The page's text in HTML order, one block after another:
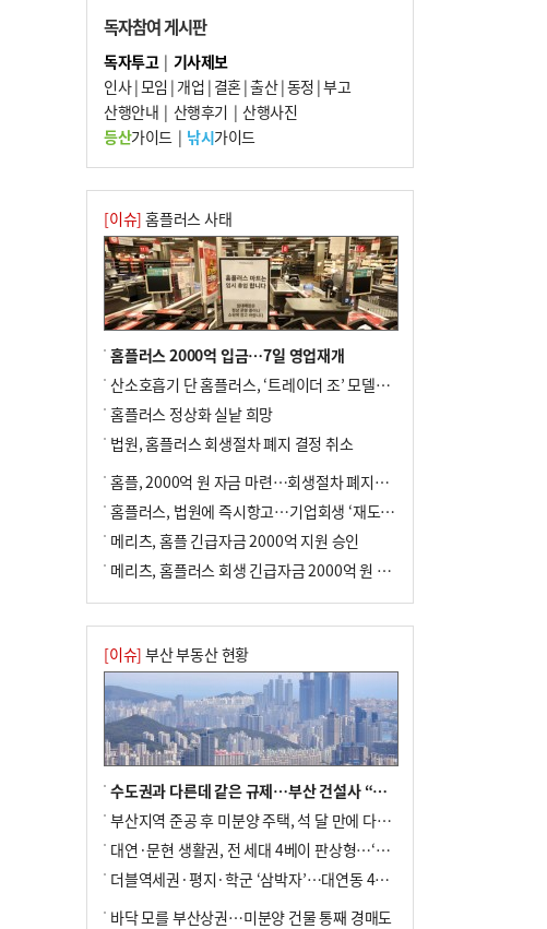
7
“낙동강권 삼락·을숙도·다대포 연결해 서
부산 관광 키우자”
8
오늘의 날씨- 2026년 8월 7일
9
외국인 선원 ‘인신매매 경유지’ 된 부산…
우려가 현실로
10 [사설] 해수부 신청사 북항으로 확정, 해양
수도 도약의 전환점
독자참여 게시판
독자투고| 기사제보
인사|모임 | 개업 | 결혼|출산|동정 |부고
산행안내 | 산행후기 | 산행사진
등산가이드| 낚시가이드
[이슈] 홈플러스 사태
홈플러스 2000억 입금…7일 영업재개
산소호흡기 단 홈플러스, ‘트레이더 조’ 모델로 살아날까
홈플러스 정상화 실낱 희망
법원, 홈플러스 회생절차 폐지 결정 취소
홈플, 2000억 원 자금 마련…회생절차 폐지에 즉시항고(종합)
홈플러스, 법원에 즉시항고…기업회생 ‘재도전’
메리츠, 홈플 긴급자금 2000억 지원 승인
메리츠, 홈플러스 회생 긴급자금 2000억 원 지원 승인
[이슈] 부산 부동산 현황
수도권과 다른데 같은 규제…부산 건설사 “쓰러지기 직전”
부산지역 준공 후 미분양 주택, 석 달 만에 다시 3000가구 넘어서
대연·문현 생활권, 전 세대 4베이 판상형…‘더샵 트리센트’ 내달 분양
더블역세권·평지·학군 ‘삼박자’…대연동 42층 브랜드 단지
바닥 모를 부산상권…미분양 건물 통째 경매도